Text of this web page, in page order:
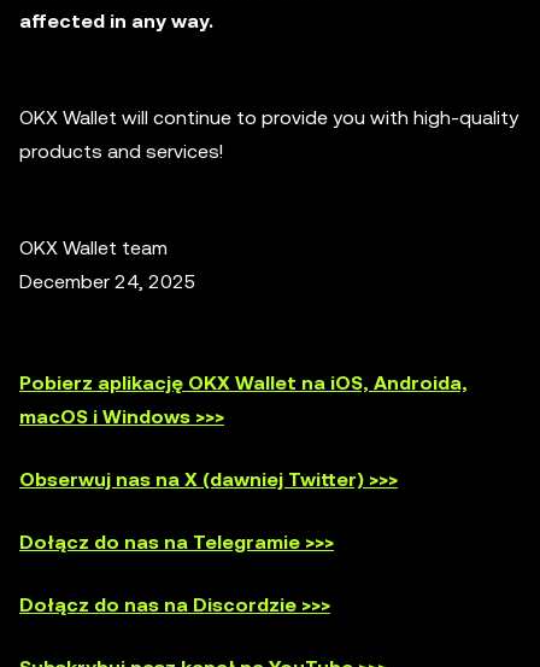
affected in any way.
OKX Wallet will continue to provide you with high-quality
products and services!
OKX Wallet team
December 24, 2025
Pobierz aplikację OKX Wallet na iOS, Androida,
macOS i Windows >>>
Obserwuj nas na X (dawniej Twitter) >>>
Dołącz do nas na Telegramie >>>
Dołącz do nas na Discordzie >>>